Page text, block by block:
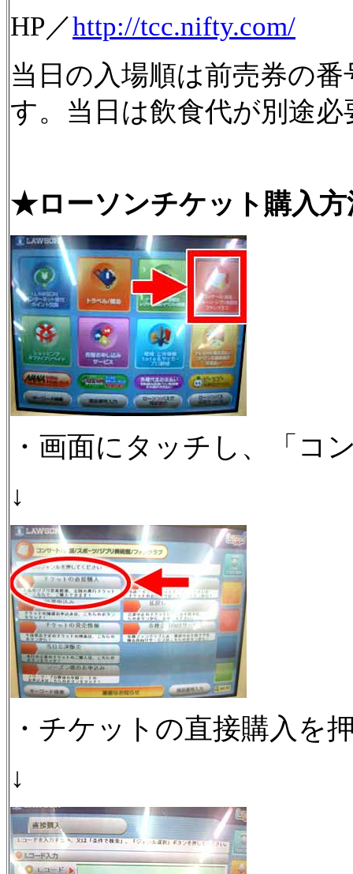
HP／http://tcc.nifty.com/
当日の入場順は前売券の
す。当日は飲食代が別途
★ローソンチケット購入方
・画面にタッチし、「コ
↓
・チケットの直接購入を
↓